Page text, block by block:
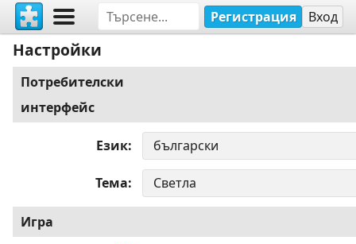
Регистрация Вход
Настройки
Потребителски
интерфейс
Език
Тема
Игра